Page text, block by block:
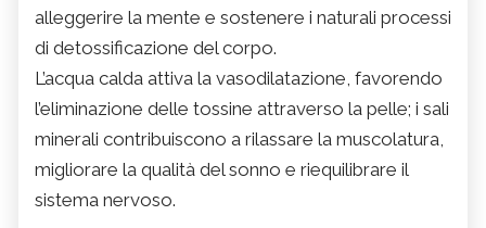
alleggerire la mente e sostenere i naturali processi
di detossificazione del corpo.
L’acqua calda attiva la vasodilatazione, favorendo
l’eliminazione delle tossine attraverso la pelle; i sali
minerali contribuiscono a rilassare la muscolatura,
migliorare la qualità del sonno e riequilibrare il
sistema nervoso.